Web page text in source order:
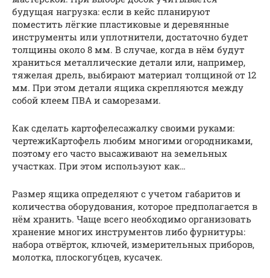
будущая нагрузка: если в кейс планируют
поместить лёгкие пластиковые и деревянные
инструменты или уплотнители, достаточно будет
толщины около 8 мм. В случае, когда в нём будут
храниться металлические детали или, например,
тяжелая дрель, выбирают материал толщиной от 12
мм. При этом детали ящика скрепляются между
собой клеем ПВА и саморезами.
Как сделать картофелесажалку своими руками:
чертежиКартофель любим многими огородниками,
поэтому его часто высаживают на земельных
участках. При этом используют как…
Размер ящика определяют с учетом габаритов и
количества оборудования, которое предполагается в
нём хранить. Чаще всего необходимо организовать
хранение многих инструментов либо фурнитуры:
набора отвёрток, ключей, измерительных приборов,
молотка, плоскогубцев, кусачек.